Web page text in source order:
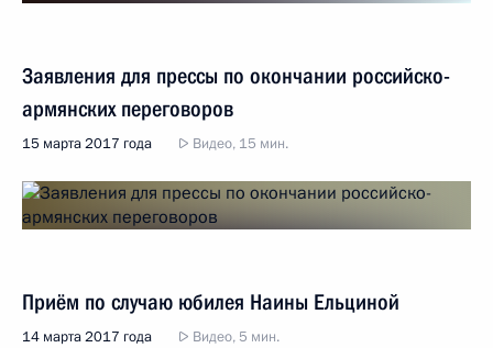
Заявления для прессы по окончании российско-
армянских переговоров
15 марта 2017 года Видео, 15 мин.
Приём по случаю юбилея Наины Ельциной
14 марта 2017 года Видео, 5 мин.